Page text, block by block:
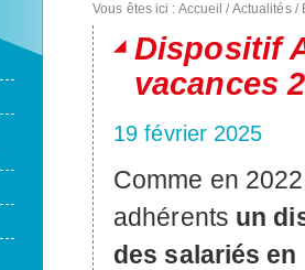
Vous êtes ici : Accueil /Actualités/
Dispositif
vacances
19 février 2025
Comme en
adhérents un
des salariés en